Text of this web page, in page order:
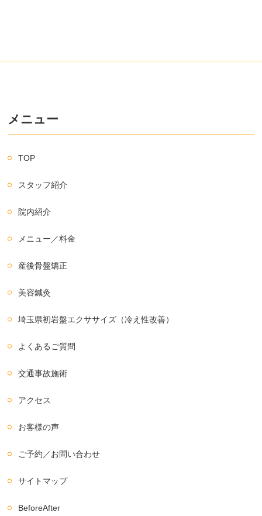
メニュー
TOP
スタッフ紹介
院内紹介
メニュー／料金
産後骨盤矯正
美容鍼灸
埼玉県初岩盤エクササイズ（冷え性改善）
よくあるご質問
交通事故施術
アクセス
お客様の声
ご予約／お問い合わせ
サイトマップ
BeforeAfter